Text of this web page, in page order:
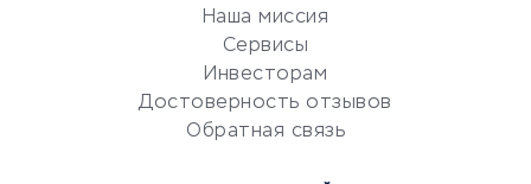
документооборот
Юридические компании
Наша миссия
Сервисы
Инвесторам
Достоверность отзывов
Обратная связь